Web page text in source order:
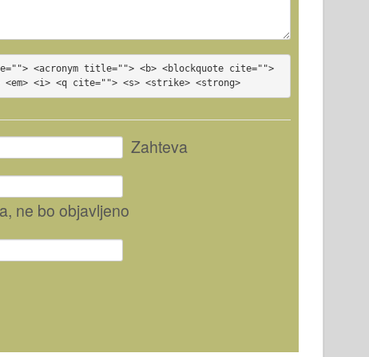
<acronym title=""> <b> <blockquote cite="">
<em> <i> <q cite=""> <s> <strike> <strong>
Zahteva
, ne bo objavljeno